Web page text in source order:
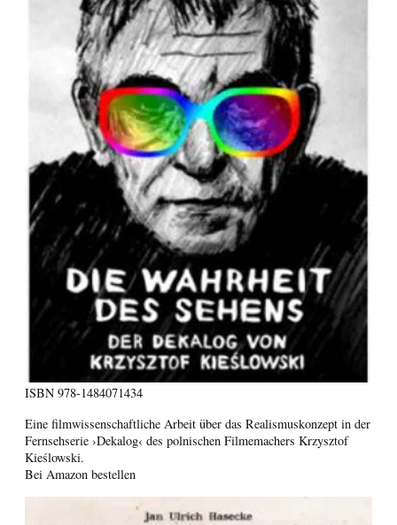
ISBN 978-1484071434
Eine filmwissenschaftliche Arbeit über das Realismuskonzept in der
Fernsehserie ›Dekalog‹ des polnischen Filmemachers Krzysztof
Kieślowski.
Bei Amazon bestellen